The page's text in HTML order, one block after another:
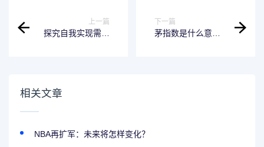
上一篇
探究自我实现需求
下一篇
茅指数是什么意
相关文章
NBA再扩军：未来将怎样变化？